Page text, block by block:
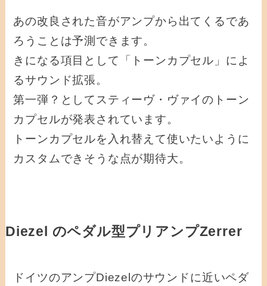
あの改良された音がアンプから出てくるであ
ろうことは予測できます。
きになる項目として「トーンカプセル」によ
るサウンド拡張。
第一弾？としてスティーヴ・ヴァイのトーン
カプセルが発表されています。
トーンカプセルを入れ替えて使いたいように
カスタムできそうな点が期待大。
Diezel のペダル型プリアンプZerrer
ドイツのアンプDiezelのサウンドに近いペダ